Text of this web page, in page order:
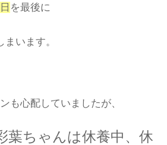
を最後に
まいます。
も心配していましたが、
葉ちゃんは休養中、休